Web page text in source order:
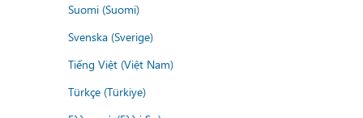
Suomi (Suomi)
Svenska (Sverige)
Tiếng Việt (Việt Nam)
Türkçe (Türkiye)